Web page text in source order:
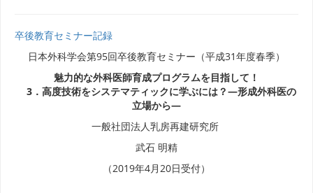
卒後教育セミナー記録
日本外科学会第95回卒後教育セミナー（平成31年度春季）
魅力的な外科医師育成プログラムを目指して！
3．高度技術をシステマティックに学ぶには？―形成外科医の
立場から―
一般社団法人乳房再建研究所
武石 明精
（2019年4月20日受付）